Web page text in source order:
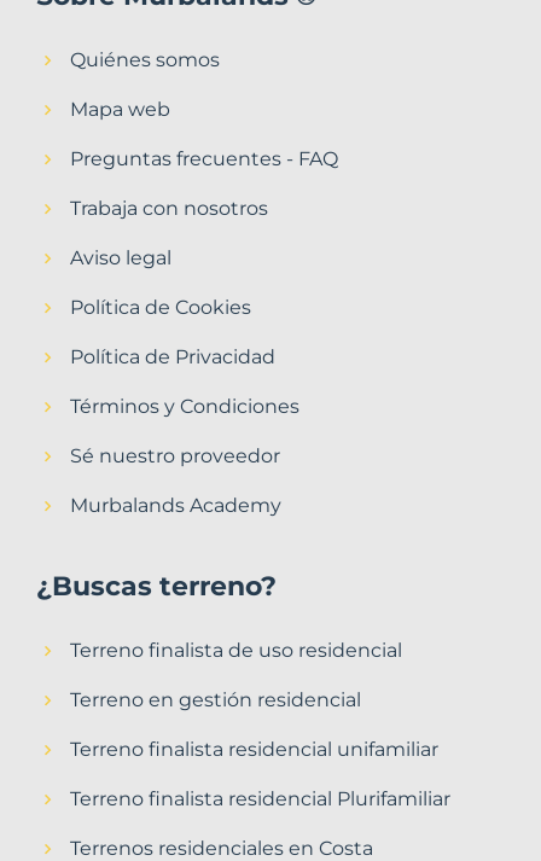
Quiénes somos
Mapa web
Preguntas frecuentes - FAQ
Trabaja con nosotros
Aviso legal
Política de Cookies
Política de Privacidad
Términos y Condiciones
Sé nuestro proveedor
Murbalands Academy
¿Buscas terreno?
Terreno finalista de uso residencial
Terreno en gestión residencial
Terreno finalista residencial unifamiliar
Terreno finalista residencial Plurifamiliar
Terrenos residenciales en Costa